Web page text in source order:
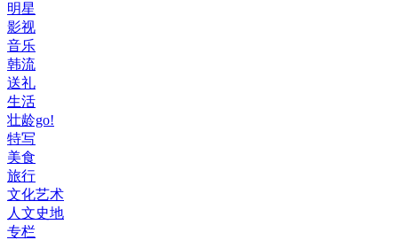
明星
影视
音乐
韩流
送礼
生活
壮龄go!
特写
美食
旅行
文化艺术
人文史地
专栏